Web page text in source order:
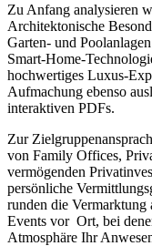
Zu Anfang analysieren
Architektonische
Garten- und
Smart-Home-
hochwertiges Luxus-
Aufmachung ebenso
interaktiven PDFs.
Zur
von Family Offices,
vermögenden
persönliche
runden die
Events vor Ort, bei
Atmosphäre Ihr